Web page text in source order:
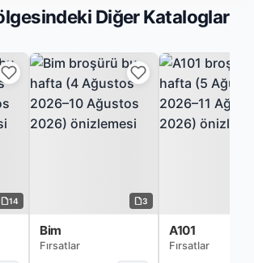
Diğer Kataloglar
14 3
Bim
Fırsatlar
A101
Fırsatlar